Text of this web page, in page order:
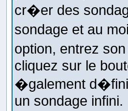
cr�er des
sondage et au
option, entrez
cliquez sur le
�galement
un sondage